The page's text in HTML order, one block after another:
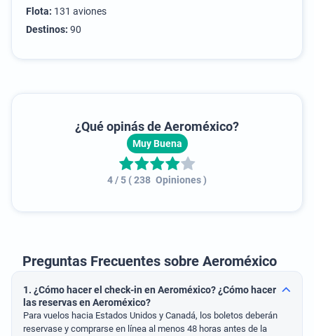
Flota: 131 aviones
Destinos: 90
¿Qué opinás deAeroméxico?
Muy Buena
4/ 5 (238 Opiniones)
Preguntas Frecuentes sobre Aeroméxico
1. ¿Cómo hacer el check-in en Aeroméxico? ¿Cómo hacer
las reservas en Aeroméxico?
Para vuelos hacia Estados Unidos y Canadá, los boletos deberán
reservase y comprarse en línea al menos 48 horas antes de la